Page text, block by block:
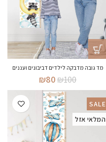
מד גובה מדבקה לילדים דביבונים ועננים
₪100
המחיר
היה:
₪100.
₪80
₪80.
SALE
המלאי אזל